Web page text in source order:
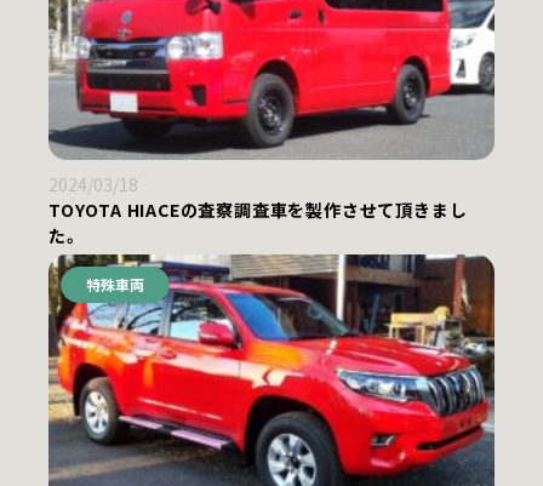
2024/03/18
TOYOTA HIACEの査察調査車を製作させて頂きまし
た。
特殊車両